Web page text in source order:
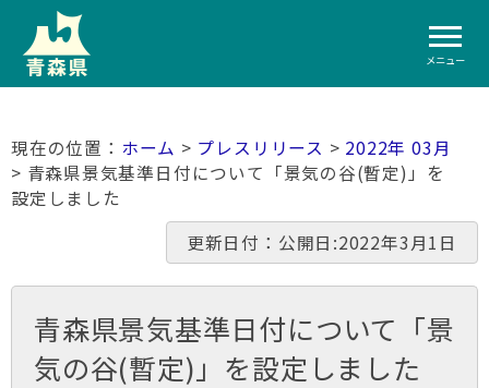
メニュー
ホーム > プレスリリース > 2022年 03月
> 青森県景気基準日付について「景気の谷(暫定)」を
設定しました
更新日付：公開日:2022年3月1日
青森県景気基準日付について「景
気の谷(暫定)」を設定しました